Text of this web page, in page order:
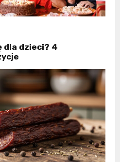
dla dzieci? 4